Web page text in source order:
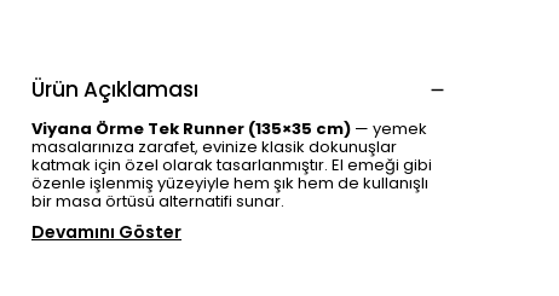
Ürün Açıklaması
Viyana Örme Tek Runner (135×35 cm) — yemek
masalarınıza zarafet, evinize klasik dokunuşlar
katmak için özel olarak tasarlanmıştır. El emeği gibi
özenle işlenmiş yüzeyiyle hem şık hem de kullanışlı
bir masa örtüsü alternatifi sunar.
Devamını Göster